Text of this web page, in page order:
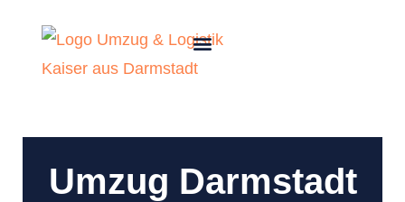
Umzug Darmstadt